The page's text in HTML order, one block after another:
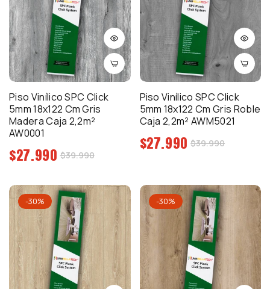
Piso Vinílico SPC Click
5mm 18x122 Cm Gris
Madera Caja 2,2m²
AW0001
Precio
regular
$27.990Precio
venta
$39.990
Piso Vinílico SPC Click
5mm 18x122 Cm Gris Roble
Caja 2,2m² AWM5021
Precio
regular
$27.990 Precio
$39.990
-30% -30%